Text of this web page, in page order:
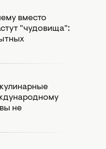
вместо
"чудовища":
не